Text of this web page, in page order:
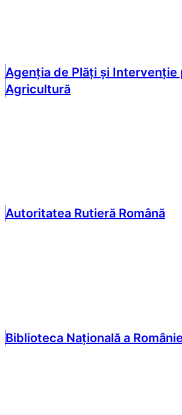
Agenția de Plăți și Intervenție
Agricultură
Autoritatea Rutieră Română
Biblioteca Națională a